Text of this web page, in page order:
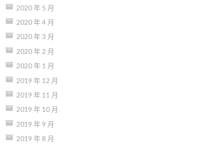
2020 年 5 月
2020 年 4 月
2020 年 3 月
2020 年 2 月
2020 年 1 月
2019 年 12 月
2019 年 11 月
2019 年 10 月
2019 年 9 月
2019 年 8 月